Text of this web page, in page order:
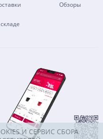
Обзоры
И СЕРВИС СБОРА